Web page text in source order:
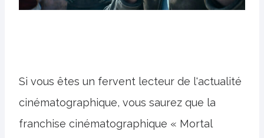
Si vous êtes un fervent lecteur de l'actualité
cinématographique, vous saurez que la
franchise cinématographique « Mortal